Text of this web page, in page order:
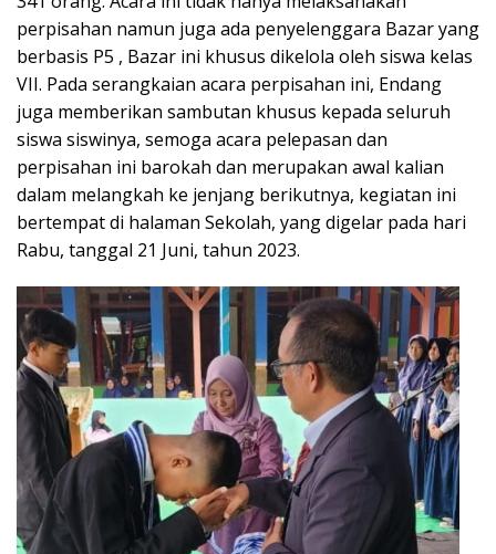
perpisahan namun juga ada penyelenggara Bazar yang
berbasis P5 , Bazar ini khusus dikelola oleh siswa kelas
VII. Pada serangkaian acara perpisahan ini, Endang
juga memberikan sambutan khusus kepada seluruh
siswa siswinya, semoga acara pelepasan dan
perpisahan ini barokah dan merupakan awal kalian
dalam melangkah ke jenjang berikutnya, kegiatan ini
bertempat di halaman Sekolah, yang digelar pada hari
Rabu, tanggal 21 Juni, tahun 2023.